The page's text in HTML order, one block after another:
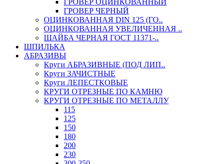
ГРОВЕР ОЦИНКОВАННЫЙ
ГРОВЕР ЧЕРНЫЙ
ОЦИНКОВАННАЯ DIN 125 (ГО..
ОЦИНКОВАННАЯ УВЕЛИЧЕННАЯ ..
ШАЙБА ЧЕРНАЯ ГОСТ 11371-..
ШПИЛЬКА
АБРАЗИВЫ
Круги АБРАЗИВНЫЕ (ПОД ЛИП..
Круги ЗАЧИСТНЫЕ
Круги ЛЕПЕСТКОВЫЕ
КРУГИ ОТРЕЗНЫЕ ПО КАМНЮ
КРУГИ ОТРЕЗНЫЕ ПО МЕТАЛЛУ
115
125
150
180
200
230